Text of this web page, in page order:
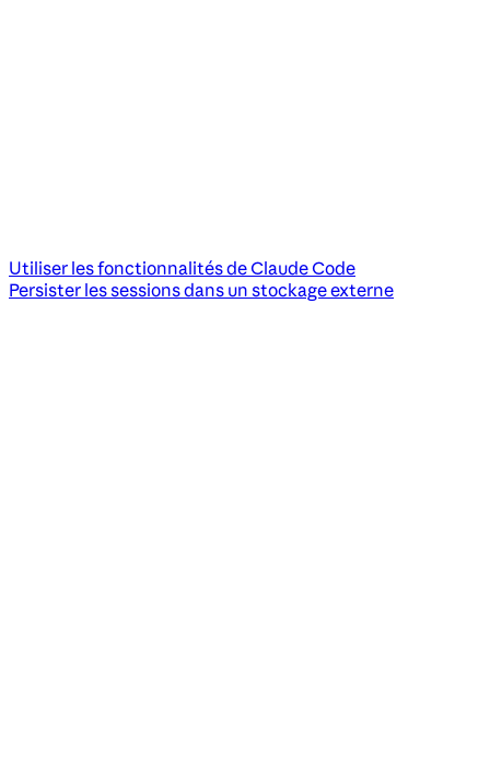
Utiliser les fonctionnalités de Claude Code
Persister les sessions dans un stockage externe